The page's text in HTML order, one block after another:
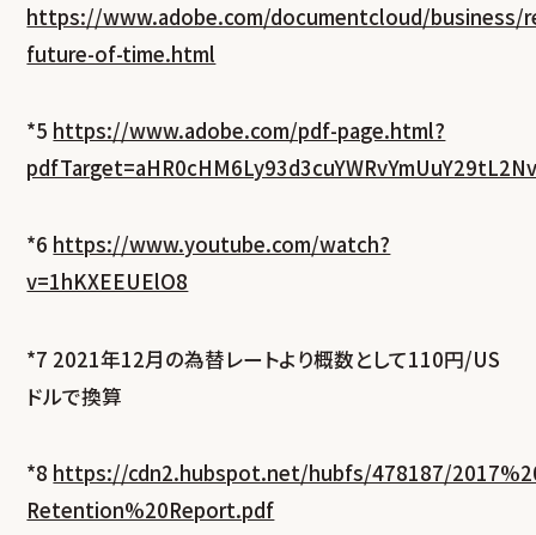
https://www.adobe.com/documentcloud/
future-of-time.html
*5 https://www.adobe.com/pdf-page.html?
*6 https://www.youtube.com/watch?
v=1hKXEEUElO8
*7 2021年12月の為替レートより概数として110円/US
ドルで換算
*8 https://cdn2.hubspot.net/hubfs/478187/
Retention%20Report.pdf